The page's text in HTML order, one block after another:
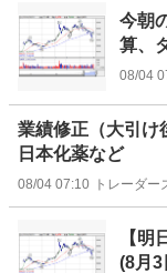
今朝
算、
08/04
業績修正（大引け
日本化薬など
08/04 07:10 トレーダー
【明
(8月3